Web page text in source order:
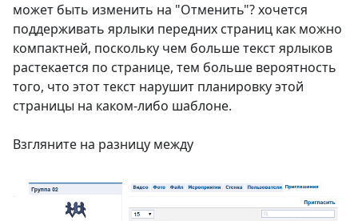
может быть изменить на "Отменить"? хочется
поддерживать ярлыки передних страниц как можно
компактней, поскольку чем больше текст ярлыков
растекается по странице, тем больше вероятность
того, что этот текст нарушит планировку этой
страницы на каком-либо шаблоне.
Взгляните на разницу между